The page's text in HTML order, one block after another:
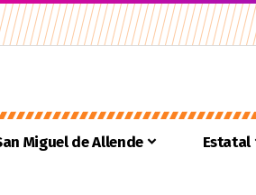
Miguel de Allende Estatal